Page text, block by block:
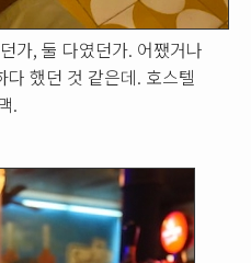
가, 둘 다였던가. 어쨌거나
했던 것 같은데. 호스텔
.